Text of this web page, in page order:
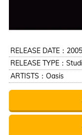
RELEASE DATE：
RELEASE TYPE：
ARTISTS： Oasis